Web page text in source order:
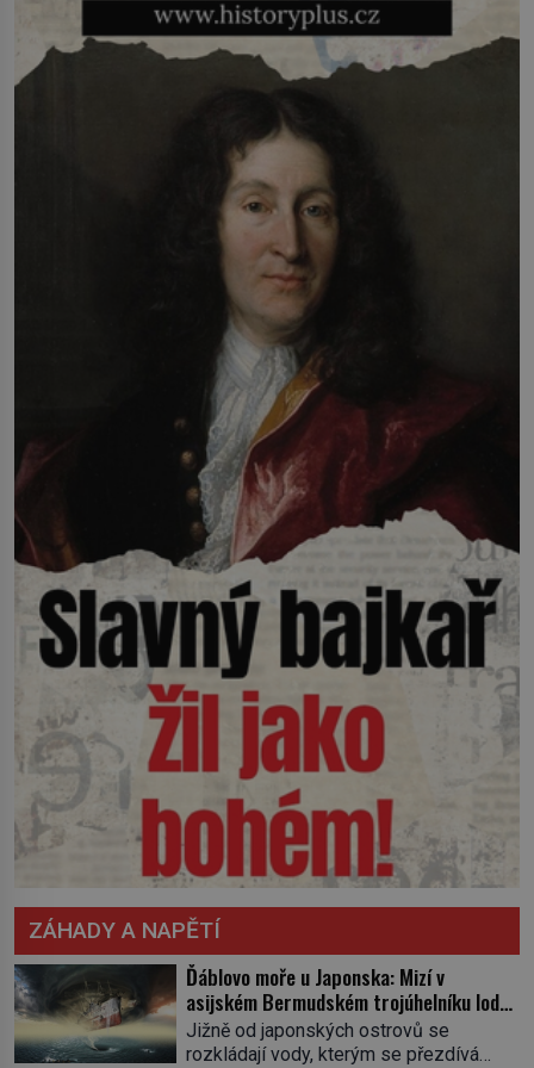
ZÁHADY A NAPĚTÍ
Ďáblovo moře u Japonska: Mizí v
asijském Bermudském trojúhelníku lodě
ve spárech neznámé síly?
Jižně od japonských ostrovů se
rozkládají vody, kterým se přezdívá